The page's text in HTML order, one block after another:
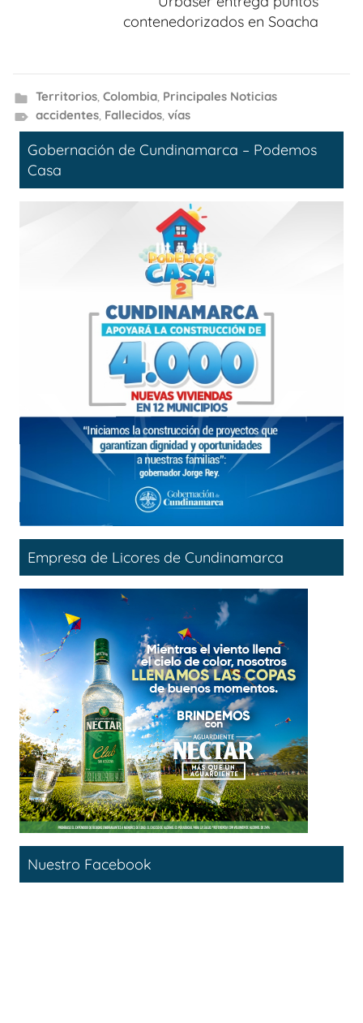
contenedorizados en Soacha
Territorios, Colombia, Principales Noticias
accidentes, Fallecidos, vías
Gobernación de Cundinamarca – Podemos
Casa
Empresa de Licores de Cundinamarca
Nuestro Facebook